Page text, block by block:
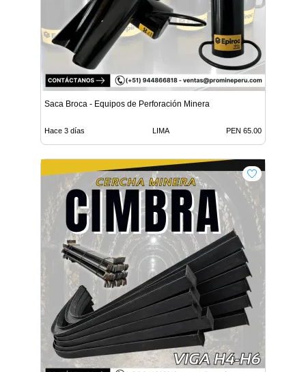
Saca Broca - Equipos de Perforación Minera
Hace 3 días LIMA PEN 65.00